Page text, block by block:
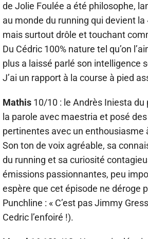
de Jolie Foulée a été philosophe,
au monde du running qui devient la
mais surtout drôle et touchant
Du Cédric 100% nature tel qu’on
plus a laissé parlé son intelligence
J’ai un rapport à la course à pied
Mathis 10/10 : le Andrès Iniesta
la parole avec maestria et posé
pertinentes avec un enthousiasme
Son ton de voix agréable, sa
du running et sa curiosité
émissions passionnantes, peu
espère que cet épisode ne déroge
Punchline : « C’est pas Jimmy
Cedric l’enfoiré !).